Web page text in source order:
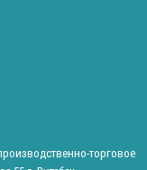
торговое